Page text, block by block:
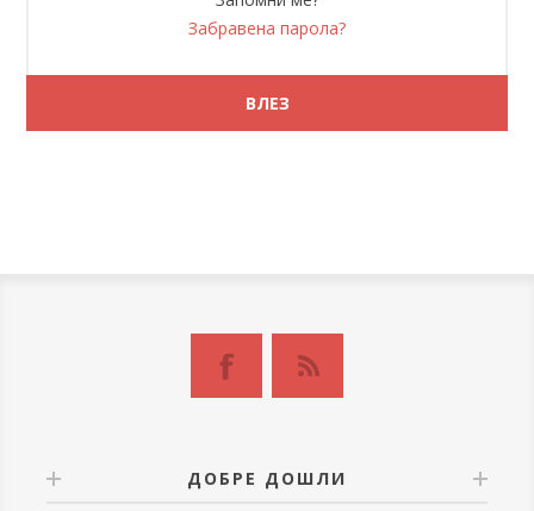
Забравена парола?
ДОБРЕ ДОШЛИ